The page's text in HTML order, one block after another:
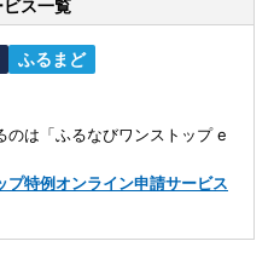
ス一覧
ふるまど
のは「ふるなびワンストップ e
プ特例オンライン申請サービス